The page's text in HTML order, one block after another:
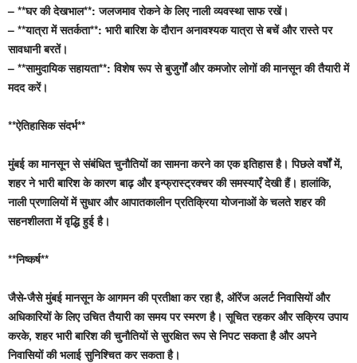
– **घर की देखभाल**: जलजमाव रोकने के लिए नाली व्यवस्था साफ रखें।
– **यात्रा में सतर्कता**: भारी बारिश के दौरान अनावश्यक यात्रा से बचें और रास्ते पर
सावधानी बरतें।
– **सामुदायिक सहायता**: विशेष रूप से बुजुर्गों और कमजोर लोगों की मानसून की तैयारी में
मदद करें।
**ऐतिहासिक संदर्भ**
मुंबई का मानसून से संबंधित चुनौतियों का सामना करने का एक इतिहास है। पिछले वर्षों में,
शहर ने भारी बारिश के कारण बाढ़ और इन्फ्रास्ट्रक्चर की समस्याएँ देखी हैं। हालांकि,
नाली प्रणालियों में सुधार और आपातकालीन प्रतिक्रिया योजनाओं के चलते शहर की
सहनशीलता में वृद्धि हुई है।
**निष्कर्ष**
जैसे-जैसे मुंबई मानसून के आगमन की प्रतीक्षा कर रहा है, ऑरेंज अलर्ट निवासियों और
अधिकारियों के लिए उचित तैयारी का समय पर स्मरण है। सूचित रहकर और सक्रिय उपाय
करके, शहर भारी बारिश की चुनौतियों से सुरक्षित रूप से निपट सकता है और अपने
निवासियों की भलाई सुनिश्चित कर सकता है।